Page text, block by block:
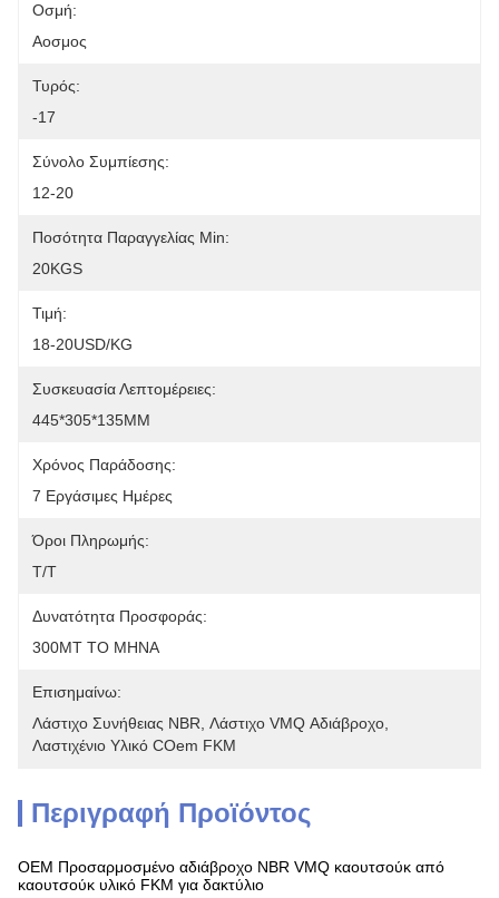
Οσμή:
Αοσμος
Τυρός:
-17
Σύνολο Συμπίεσης:
12-20
Ποσότητα Παραγγελίας Min:
20KGS
Τιμή:
18-20USD/KG
Συσκευασία Λεπτομέρειες:
445*305*135MM
Χρόνος Παράδοσης:
7 Εργάσιμες Ημέρες
Όροι Πληρωμής:
T/T
Δυνατότητα Προσφοράς:
300MT ΤΟ ΜΗΝΑ
Επισημαίνω:
Λάστιχο Συνήθειας NBR Λάστιχο VMQ Αδιάβροχο
Λαστιχένιο Υλικό COem FKM
Περιγραφή Προϊόντος
OEM Προσαρμοσμένο αδιάβροχο NBR VMQ καουτσούκ από
καουτσούκ υλικό FKM για δακτύλιο